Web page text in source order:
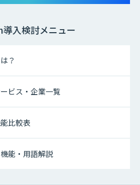
導入検討メニュー
？
ビス・企業一覧
比較表
能・用語解説